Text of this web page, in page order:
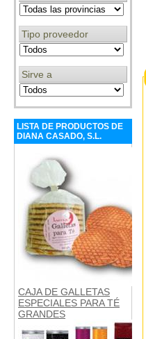
Tipo proveedor
Sirve a
LISTA DE PRODUCTOS DE
DIANA CASADO, S.L.
CAJA DE GALLETAS
ESPECIALES PARA TÉ
GRANDES